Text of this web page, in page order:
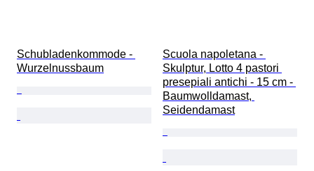
Schubladenkommode -
Wurzelnussbaum
Scuola napoletana -
Skulptur, Lotto 4 pastori
presepiali antichi - 15 cm -
Baumwolldamast,
Seidendamast